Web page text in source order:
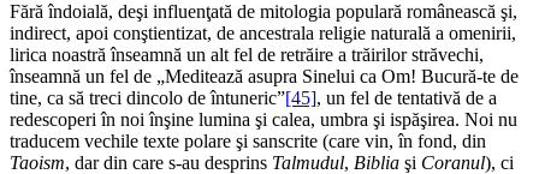
Fără îndoială, deşi influenţată de mitologia populară românească şi,
indirect, apoi conştientizat, de ancestrala religie naturală a omenirii,
lirica noastră înseamnă un alt fel de retrăire a trăirilor străvechi,
înseamnă un fel de „Meditează asupra Sinelui ca Om! Bucură-te de
tine, ca să treci dincolo de întuneric”[45], un fel de tentativă de a
redescoperi în noi înşine lumina şi calea, umbra şi ispăşirea. Noi nu
traducem vechile texte polare şi sanscrite (care vin, în fond, din
Taoism, dar din care s-au desprins Talmudul, Biblia şi Coranul), ci